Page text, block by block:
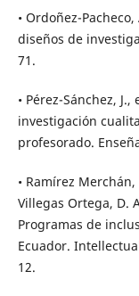
• Ordoñez-
diseños de
71.
• Pérez-Sánchez,
investigación
profesorado.
• Ramírez
Villegas Ortega, D.
Programas de
Ecuador.
12.